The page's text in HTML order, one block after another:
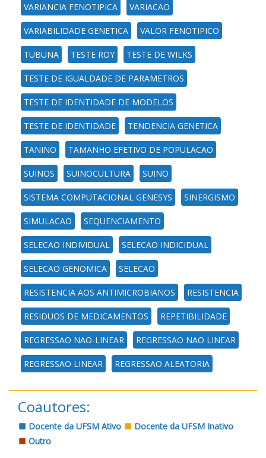
VARIANCIA FENOTIPICA VARIACAO
VARIABILIDADE GENETICA VALOR FENOTIPICO
TUBUNA TESTE ROY TESTE DE WILKS
TESTE DE IGUALDADE DE PARAMETROS
TESTE DE IDENTIDADE DE MODELOS
TESTE DE IDENTIDADE TENDENCIA GENETICA
TANINO TAMANHO EFETIVO DE POPULACAO
SUINOS SUINOCULTURA SUINO
SISTEMA COMPUTACIONAL GENESYS SINERGISMO
SIMULACAO SEQUENCIAMENTO
SELECAO INDIVIDUAL SELECAO INDICIDUAL
SELECAO GENOMICA SELECAO
RESISTENCIA AOS ANTIMICROBIANOS RESISTENCIA
RESIDUOS DE MEDICAMENTOS REPETIBILIDADE
REGRESSAO NAO-LINEAR REGRESSAO NAO LINEAR
REGRESSAO LINEAR REGRESSAO ALEATORIA
Coautores:
Docente da UFSM Ativo
Docente da UFSM Inativo
Outro